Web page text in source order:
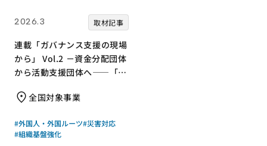
2026.3 取材記事
連載「ガバナンス支援の現場
から」 Vol.2 －資金分配団体
から活動支援団体へ――「知
む、ジャパン・プラットフォ
援－
全国対象事業
#外国人・外国ルーツ#災害対応
#組織基盤強化